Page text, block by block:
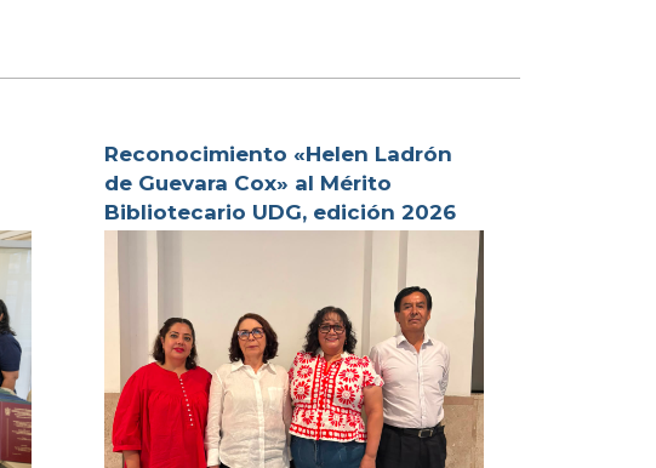
Reconocimiento «Helen Ladrón
de Guevara Cox» al Mérito
Bibliotecario UDG, edición 2026